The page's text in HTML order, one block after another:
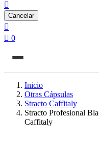

Cancelar

 0
Inicio
Otras Cápsulas
Stracto Caffitaly
Stracto Profesional
Caffitaly